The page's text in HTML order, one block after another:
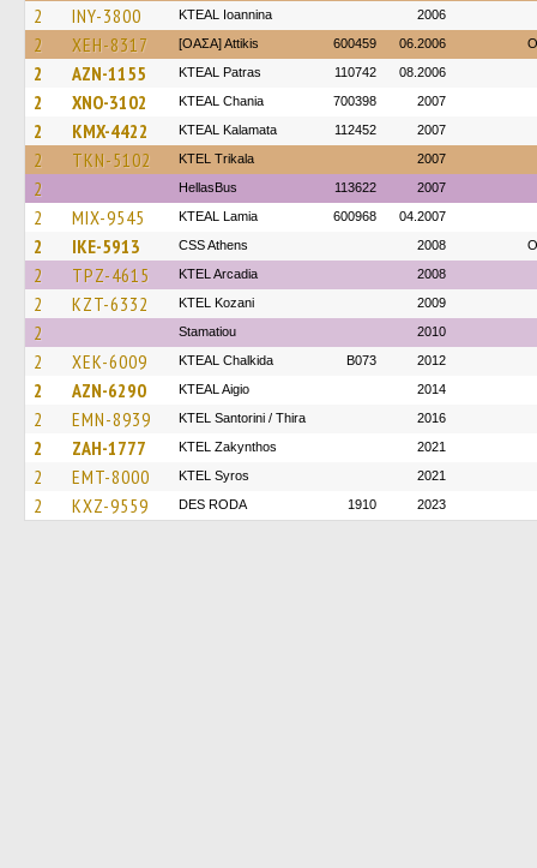
2 INY-3800 KTEAL Ioannina 2006
2 XEH-8317 [ΟΑΣΑ] Αttikis 600459 06.2006
2 AZN-1155 KTEAL Patras 110742 08.2006
2 XNO-3102 KTEAL Chania 700398 2007
2 KMX-4422 KTEAL Kalamata 112452 2007
2 TKN-5102 ΚΤΕL Τrikala 2007
2 HellasBus 113622 2007
2 MIX-9545 KTEAL Lamia 600968 04.2007
2 IKE-5913 CSS Athens 2008
2 TPZ-4615 KTEL Arcadia 2008
2 KZT-6332 ΚΤΕL Kozani 2009
2 Stamatiou 2010
2 XEK-6009 KTEAL Chalkida B073 2012
2 AZN-6290 KTEAL Aigio 2014
2 EMN-8939 KTEL Santorini / Thira 2016
2 ZAH-1777 KTEL Zakynthos 2021
2 EMT-8000 KTEL Syros 2021
2 KXZ-9559 DES RODA 1910 2023